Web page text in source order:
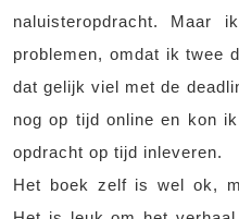
naluisteropdracht.
problemen, omdat ik twee
dat gelijk viel met de
nog op tijd online en kon
opdracht op tijd inleveren.
Het boek zelf is wel ok,